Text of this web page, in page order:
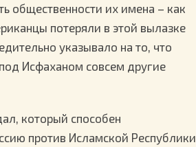
общественности их имена – как
потеряли в этой вылазке
указывало на то, что
Исфаханом совсем другие
который способен
против Исламской Республики